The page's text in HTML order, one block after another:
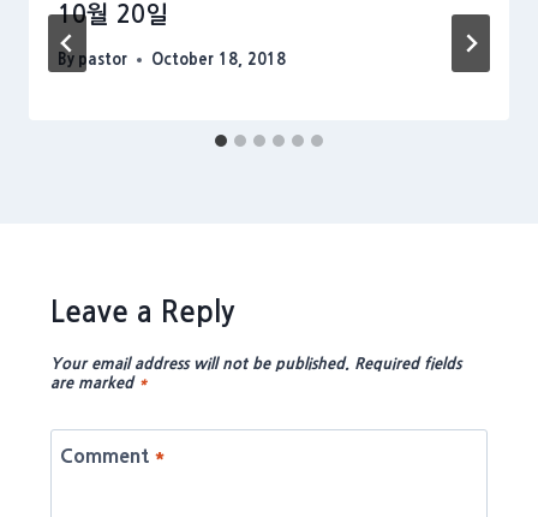
10월 20일
By pastor October 18, 2018
Leave a Reply
Your email address will not be published. Required fields
are marked *
Comment *